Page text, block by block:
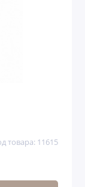
товара: 11615